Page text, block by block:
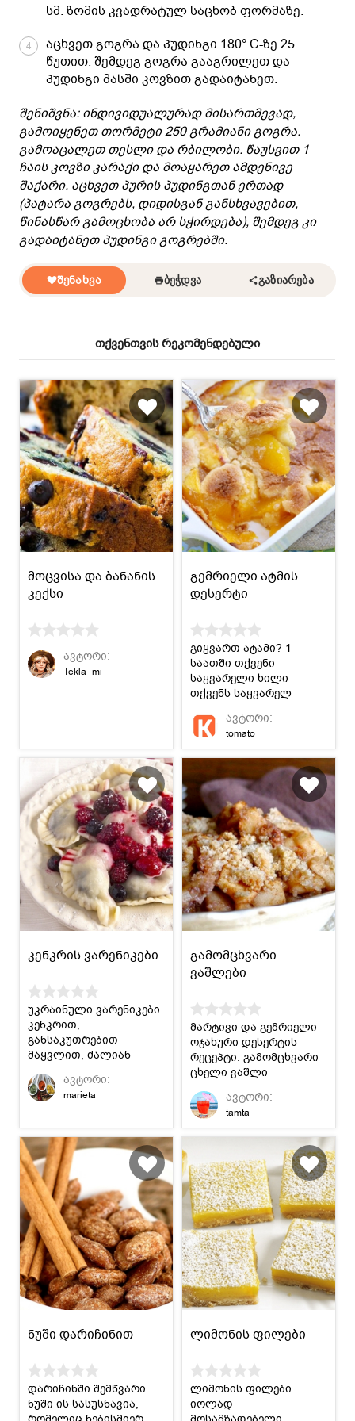
სმ. ზომის კვადრატულ საცხობ ფორმაზე.
4
აცხვეთ გოგრა და პუდინგი 180° C-ზე 25
წუთით. შემდეგ გოგრა გააგრილეთ და
პუდინგი მასში კოვზით გადაიტანეთ.
შენიშვნა: ინდივიდუალურად მისართმევად,
გამოიყენეთ თორმეტი 250 გრამიანი გოგრა.
გამოაცალეთ თესლი და რბილობი. წაუსვით 1
ჩაის კოვზი კარაქი და მოაყარეთ ამდენივე
შაქარი. აცხვეთ პურის პუდინგთან ერთად
(პატარა გოგრებს, დიდისგან განსხვავებით,
წინასწარ გამოცხობა არ სჭირდება), შემდეგ კი
გადაიტანეთ პუდინგი გოგრებში.
ᲨᲔᲜᲐᲮᲕᲐ ᲑᲔᲭᲓᲕᲐ ᲒᲐᲖᲘᲐᲠᲔᲑᲐ
თქვენთვის რეკომენდებული
მოცვისა და ბანანის
კექსი
ავტორი:
Tekla_mi
გემრიელი ატმის
დესერტი
გიყვართ ატამი? 1
საათში თქვენი
საყვარელი ხილი
თქვენს საყვარელ
ავტორი:
tomato
კენკრის ვარენიკები
უკრაინული ვარენიკები
კენკრით,
განსაკუთრებით
მაყვლით, ძალიან
გემრიელია,
მოსამზადებლად კი
ძალიან მარტივი.
ავტორი:
marieta
გამომცხვარი
ვაშლები
მარტივი და გემრიელი
ოჯახური დესერტის
რეცეპტი. გამომცხვარი
ცხელი ვაშლი
საუკეთესო საუზმეა
ცივი დილისთვის.
ავტორი:
tamta
ნუში დარიჩინით
დარიჩინში შემწვარი
ნუში ის სასუსნავია,
ლიმონის ფილები
ლიმონის ფილები
იოლად